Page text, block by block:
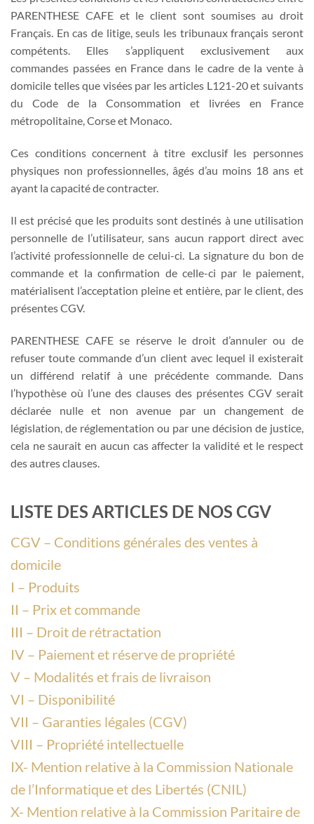
PARENTHESE CAFE et le client sont soumises au droit
Français. En cas de litige, seuls les tribunaux français seront
compétents. Elles s’appliquent exclusivement aux
commandes passées en France dans le cadre de la vente à
domicile telles que visées par les articles L121-20 et suivants
du Code de la Consommation et livrées en France
métropolitaine, Corse et Monaco.
Ces conditions concernent à titre exclusif les personnes
physiques non professionnelles, âgés d’au moins 18 ans et
ayant la capacité de contracter.
Il est précisé que les produits sont destinés à une utilisation
personnelle de l’utilisateur, sans aucun rapport direct avec
l’activité professionnelle de celui-ci. La signature du bon de
commande et la confirmation de celle-ci par le paiement,
matérialisent l’acceptation pleine et entière, par le client, des
présentes CGV.
PARENTHESE CAFE se réserve le droit d’annuler ou de
refuser toute commande d’un client avec lequel il existerait
un différend relatif à une précédente commande. Dans
l’hypothèse où l’une des clauses des présentes CGV serait
déclarée nulle et non avenue par un changement de
législation, de réglementation ou par une décision de justice,
cela ne saurait en aucun cas affecter la validité et le respect
des autres clauses.
LISTE DES ARTICLES DE NOS CGV
CGV – Conditions générales des ventes à
domicile
I – Produits
II – Prix et commande
III – Droit de rétractation
IV – Paiement et réserve de propriété
V – Modalités et frais de livraison
VI – Disponibilité
VII – Garanties légales (CGV)
VIII – Propriété intellectuelle
IX- Mention relative à la Commission Nationale
de l’Informatique et des Libertés (CNIL)
X- Mention relative à la Commission Paritaire de